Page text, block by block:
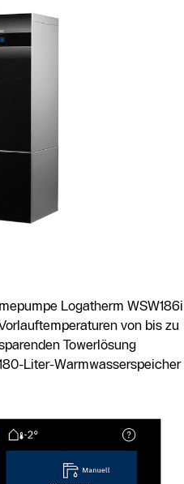
Logatherm WSW186i
von bis zu
Towerlösung
Liter-Warmwasserspeicher